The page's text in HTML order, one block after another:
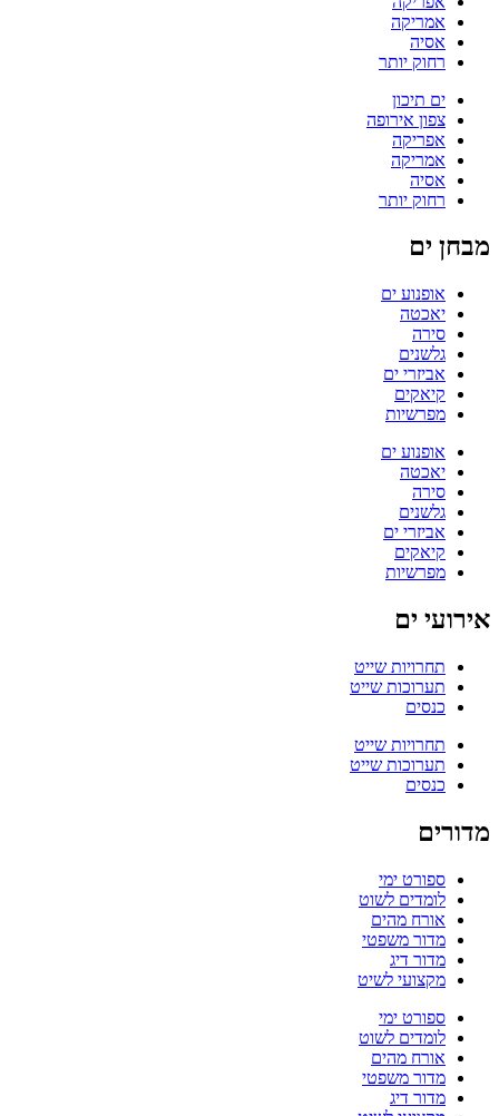
אמריקה
אסיה
רחוק יותר
ים תיכון
צפון אירופה
אפריקה
אמריקה
אסיה
רחוק יותר
מבחן ים
אופנוע ים
יאכטה
סירה
גלשנים
אביזרי ים
קיאקים
מפרשיות
אופנוע ים
יאכטה
סירה
גלשנים
אביזרי ים
קיאקים
מפרשיות
אירועי ים
תחרויות שייט
תערוכות שייט
כנסים
תחרויות שייט
תערוכות שייט
כנסים
מדורים
ספורט ימי
לומדים לשוט
אורח מהים
מדור משפטי
מדור דיג
מקצועי לשיט
ספורט ימי
לומדים לשוט
אורח מהים
מדור משפטי
מדור דיג